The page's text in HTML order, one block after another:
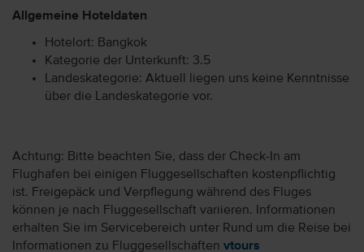
Allgemeine Hoteldaten
Hotelort: Bangkok
Kategorie der Unterkunft: 3.5
Landeskategorie: Aktuell liegen uns keine Kenntnisse
über die Landeskategorie vor.
Achtung: Bitte beachten Sie, dass der Check-In am
Flughafen bei einigen Fluggesellschaften kostenpflichtig
ist. Freigepäck und Verpflegung während des Fluges
können je nach Fluggesellschaft variieren. Informationen
erhalten Sie im Servicebereich unter Rund um die Reise bei
Informationen zu Fluggesellschaften vtours